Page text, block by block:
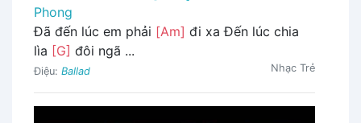
Phong
Đã đến lúc em phải [Am] đi xa Đến lúc chia
lìa [G] đôi ngã ...
Điệu: Ballad Nhạc Trẻ